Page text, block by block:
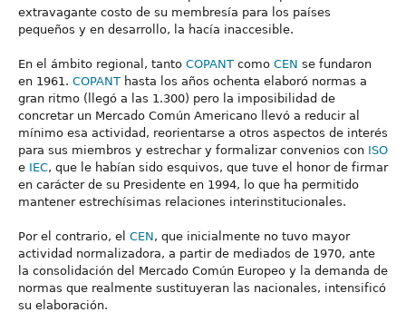
extravagante costo de su membresía para los países
pequeños y en desarrollo, la hacía inaccesible.
En el ámbito regional, tanto COPANT como CEN se fundaron
en 1961. COPANT hasta los años ochenta elaboró normas a
gran ritmo (llegó a las 1.300) pero la imposibilidad de
concretar un Mercado Común Americano llevó a reducir al
mínimo esa actividad, reorientarse a otros aspectos de interés
para sus miembros y estrechar y formalizar convenios con ISO
e IEC, que le habían sido esquivos, que tuve el honor de firmar
en carácter de su Presidente en 1994, lo que ha permitido
mantener estrechísimas relaciones interinstitucionales.
Por el contrario, el CEN, que inicialmente no tuvo mayor
actividad normalizadora, a partir de mediados de 1970, ante
la consolidación del Mercado Común Europeo y la demanda de
normas que realmente sustituyeran las nacionales, intensificó
su elaboración.